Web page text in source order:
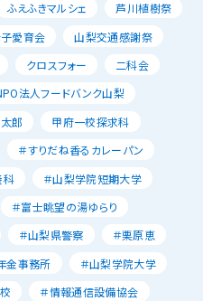
ふえふきマルシェ
芦川植樹祭
愛育会
山梨交通感謝祭
クロスフォー
二科会
法人フードバンク山梨
郎
甲府一校探求科
＃すりだね香るカレーパン
科
＃山梨学院短期大学
＃富士眺望の湯ゆらり
＃山梨県警察
＃栗原恵
金事務所
＃山梨学院大学
＃情報通信設備協会